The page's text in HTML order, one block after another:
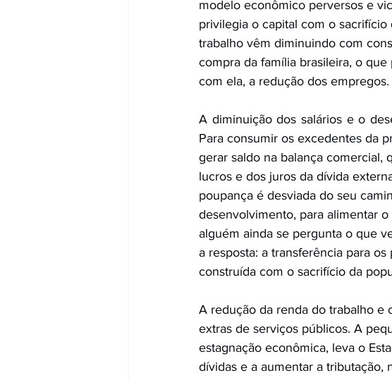
modelo econômico perversos e
privilegia o capital com o
trabalho vêm diminuindo com
compra da família brasileira, o
com ela, a redução dos empregos.
A diminuição dos salários e o
Para consumir os excedentes da
gerar saldo na balança comercial,
lucros e dos juros da dívida
poupança é desviada do seu
desenvolvimento, para alimentar
alguém ainda se pergunta o que
a resposta: a transferência para
construída com o sacrifício da
A redução da renda do trabalho e
extras de serviços públicos. A
estagnação econômica, leva o
dívidas e a aumentar a